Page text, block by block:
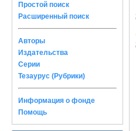
Простой поиск
Расширенный поиск
Авторы
Издательства
Серии
Тезаурус (Рубрики)
Информация о фонде
Помощь